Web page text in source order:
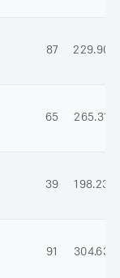
87 229.90
65 265.31
39 198.23
91 304.63